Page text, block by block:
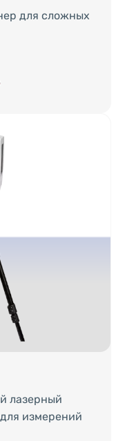
для сложных
лазерный
для измерений